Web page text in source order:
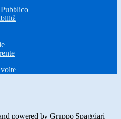
volte
powered by Gruppo Spaggiari